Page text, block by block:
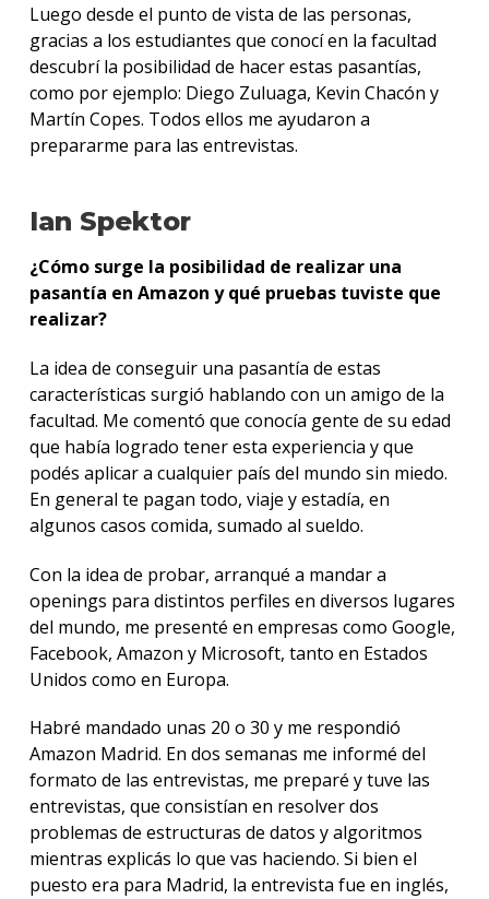
Luego desde el punto de vista de las personas,
gracias a los estudiantes que conocí en la facultad
descubrí la posibilidad de hacer estas pasantías,
como por ejemplo: Diego Zuluaga, Kevin Chacón y
Martín Copes. Todos ellos me ayudaron a
prepararme para las entrevistas.
Ian Spektor
¿Cómo surge la posibilidad de realizar una
pasantía en Amazon y qué pruebas tuviste que
realizar?
La idea de conseguir una pasantía de estas
características surgió hablando con un amigo de la
facultad. Me comentó que conocía gente de su edad
que había logrado tener esta experiencia y que
podés aplicar a cualquier país del mundo sin miedo.
En general te pagan todo, viaje y estadía, en
algunos casos comida, sumado al sueldo.
Con la idea de probar, arranqué a mandar a
openings para distintos perfiles en diversos lugares
del mundo, me presenté en empresas como Google,
Facebook, Amazon y Microsoft, tanto en Estados
Unidos como en Europa.
Habré mandado unas 20 o 30 y me respondió
Amazon Madrid. En dos semanas me informé del
formato de las entrevistas, me preparé y tuve las
entrevistas, que consistían en resolver dos
problemas de estructuras de datos y algoritmos
mientras explicás lo que vas haciendo. Si bien el
puesto era para Madrid, la entrevista fue en inglés,